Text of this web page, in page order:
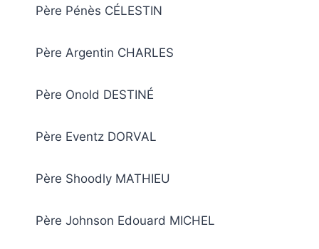
Père Pénès CÉLESTIN
Père Argentin CHARLES
Père Onold DESTINÉ
Père Eventz DORVAL
Père Shoodly MATHIEU
Père Johnson Edouard MICHEL